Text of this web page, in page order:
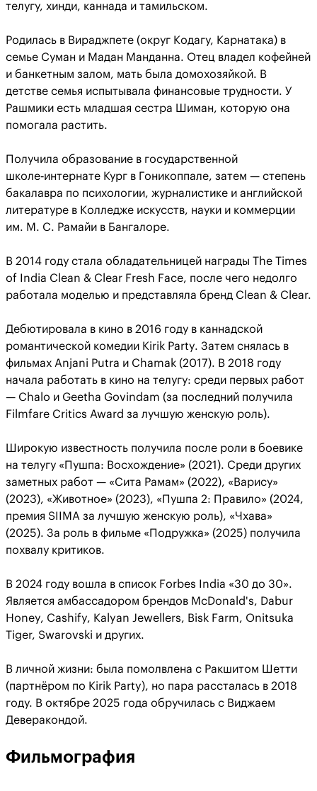
телугу, хинди, каннада и тамильском.
Родилась в Вираджпете (округ Кодагу, Карнатака) в
семье Суман и Мадан Манданна. Отец владел кофейней
и банкетным залом, мать была домохозяйкой. В
детстве семья испытывала финансовые трудности. У
Рашмики есть младшая сестра Шиман, которую она
помогала растить.
Получила образование в государственной
школе‑интернате Кург в Гоникоппале, затем — степень
бакалавра по психологии, журналистике и английской
литературе в Колледже искусств, науки и коммерции
им. М. С. Рамайи в Бангалоре.
В 2014 году стала обладательницей награды The Times
of India Clean & Clear Fresh Face, после чего недолго
работала моделью и представляла бренд Clean & Clear.
Дебютировала в кино в 2016 году в каннадской
романтической комедии Kirik Party. Затем снялась в
фильмах Anjani Putra и Chamak (2017). В 2018 году
начала работать в кино на телугу: среди первых работ
— Chalo и Geetha Govindam (за последний получила
Filmfare Critics Award за лучшую женскую роль).
Широкую известность получила после роли в боевике
на телугу «Пушпа: Восхождение» (2021). Среди других
заметных работ — «Сита Рамам» (2022), «Варису»
(2023), «Животное» (2023), «Пушпа 2: Правило» (2024,
премия SIIMA за лучшую женскую роль), «Чхава»
(2025). За роль в фильме «Подружка» (2025) получила
похвалу критиков.
В 2024 году вошла в список Forbes India «30 до 30».
Является амбассадором брендов McDonald's, Dabur
Honey, Cashify, Kalyan Jewellers, Bisk Farm, Onitsuka
Tiger, Swarovski и других.
В личной жизни: была помолвлена с Ракшитом Шетти
(партнёром по Kirik Party), но пара рассталась в 2018
году. В октябре 2025 года обручилась с Виджаем
Деверакондой.
Фильмография